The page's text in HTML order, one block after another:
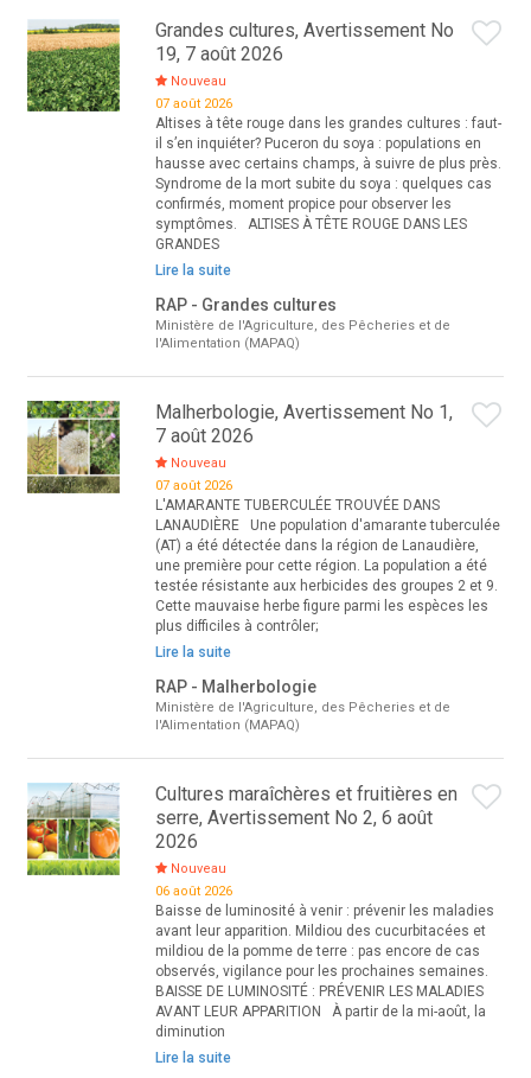
Grandes cultures, Avertissement No
19, 7 août 2026
Nouveau
07 août 2026
Altises à tête rouge dans les grandes cultures : faut-
il s’en inquiéter? Puceron du soya : populations en
hausse avec certains champs, à suivre de plus près.
Syndrome de la mort subite du soya : quelques cas
confirmés, moment propice pour observer les
symptômes. ALTISES À TÊTE ROUGE DANS LES
GRANDES
Lire la suite
RAP - Grandes cultures
Ministère de l'Agriculture, des Pêcheries et de
l'Alimentation (MAPAQ)
Malherbologie, Avertissement No 1,
7 août 2026
Nouveau
07 août 2026
L'AMARANTE TUBERCULÉE TROUVÉE DANS
LANAUDIÈRE Une population d'amarante tuberculée
(AT) a été détectée dans la région de Lanaudière,
une première pour cette région. La population a été
testée résistante aux herbicides des groupes 2 et 9.
Cette mauvaise herbe figure parmi les espèces les
plus difficiles à contrôler;
Lire la suite
RAP - Malherbologie
Ministère de l'Agriculture, des Pêcheries et de
l'Alimentation (MAPAQ)
Cultures maraîchères et fruitières en
serre, Avertissement No 2, 6 août
2026
Nouveau
06 août 2026
Baisse de luminosité à venir : prévenir les maladies
avant leur apparition. Mildiou des cucurbitacées et
mildiou de la pomme de terre : pas encore de cas
observés, vigilance pour les prochaines semaines.
BAISSE DE LUMINOSITÉ : PRÉVENIR LES MALADIES
AVANT LEUR APPARITION À partir de la mi-août, la
diminution
Lire la suite